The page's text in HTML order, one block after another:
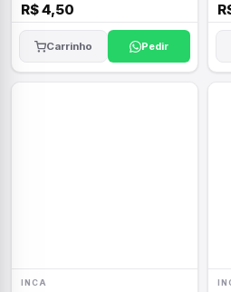
R$ 4,50
Carrinho Pedir
INCA